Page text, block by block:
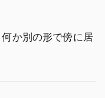
か別の形で傍に居